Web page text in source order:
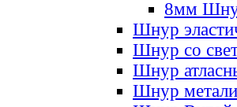
8мм
Шнур
Шнур со
Шнур
Шнур